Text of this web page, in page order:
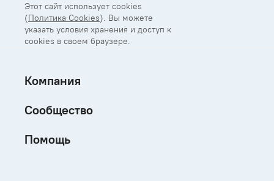
Этот сайт использует cookies
(Политика Cookies). Вы можете
указать условия хранения и доступ к
cookies в своем браузере.
Компания
Сообщество
Помощь